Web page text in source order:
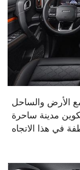
قوة اتجاه القلب 3.0، مع الأرض والساحل
مدينة ساحرة
في هذا الاتجاه